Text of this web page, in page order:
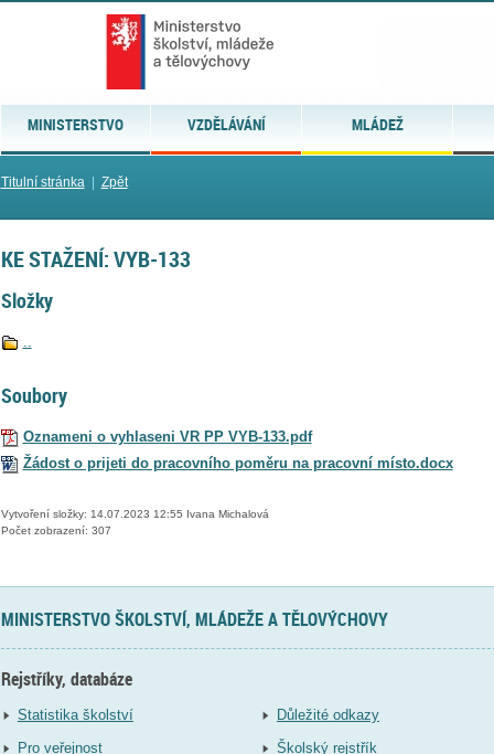
MINISTERSTVO VZDĚLÁVÁNÍ MLÁDEŽ
Titulní stránka| Zpět
KE STAŽENÍ: VYB-133
Složky
..
Soubory
Oznameni o vyhlaseni VR PP VYB-133.pdf
Žádost o prijeti do pracovního poměru na pracovní místo.docx
Vytvoření složky: 14.07.2023 12:55 Ivana Michalová
Počet zobrazení: 307
MINISTERSTVO ŠKOLSTVÍ, MLÁDEŽE A TĚLOVÝCHOVY
Rejstříky, databáze
Statistika školství
Pro veřejnost
Důležité odkazy
Školský rejstřík